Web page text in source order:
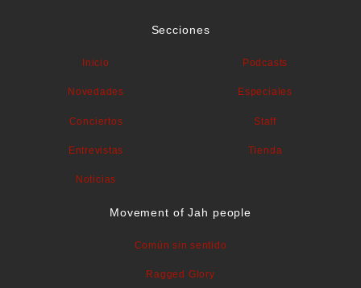
Secciones
Inicio
Novedades
Conciertos
Entrevistas
Noticias
Podcasts
Especiales
Staff
Tienda
Movement of Jah people
Común sin sentido
Ragged Glory